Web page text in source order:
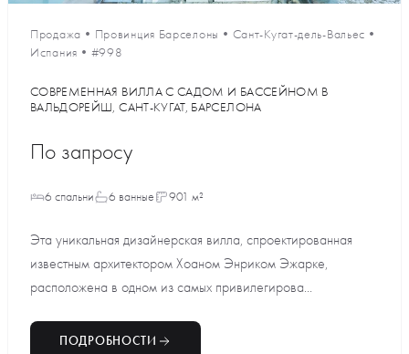
Продажа • Провинция Барселоны • Сант-Кугат-дель-Вальес •
Испания • #998
СОВРЕМЕННАЯ ВИЛЛА С САДОМ И БАССЕЙНОМ В
ВАЛЬДОРЕЙШ, САНТ-КУГАТ, БАРСЕЛОНА
По запросу
6 спальни 6 ванные 901 м²
Эта уникальная дизайнерская вилла, спроектированная
известным архитектором Хоаном Энриком Эжарке,
расположена в одном из самых привилегирова...
ПОДРОБНОСТИ